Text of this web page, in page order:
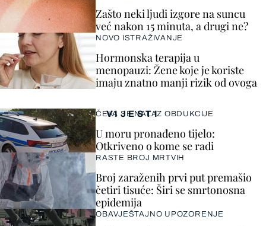
VIJESTI
ČEKA SE NALAZ OBDUKCIJE
U moru pronađeno tijelo:
Otkriveno o kome se radi
RASTE BROJ MRTVIH
Broj zaraženih prvi put premašio
četiri tisuće: Širi se smrtonosna
epidemija
OBAVJEŠTAJNO UPOZORENJE
Zašto neki ljudi izgore na suncu
već nakon 15 minuta, a drugi ne?
NOVO ISTRAŽIVANJE
Hormonska terapija u
menopauzi: Žene koje je koriste
imaju znatno manji rizik od ovoga